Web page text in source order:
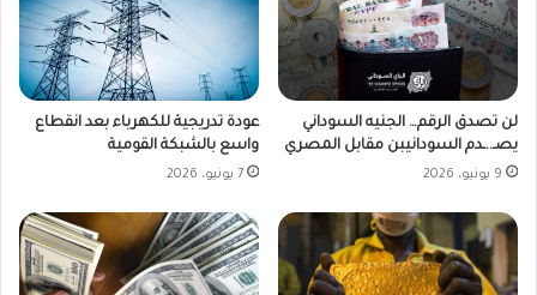
لن تصدق الرقم… الجنيه السوداني
يصـ..ـدم السودانيبن مقابل المصري
9 يونيو، 2026
عودة تدريجية للكهرباء بعد انقطاع
واسع بالشبكة القومية
7 يونيو، 2026